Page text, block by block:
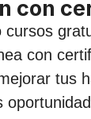
con
cursos
con
tus